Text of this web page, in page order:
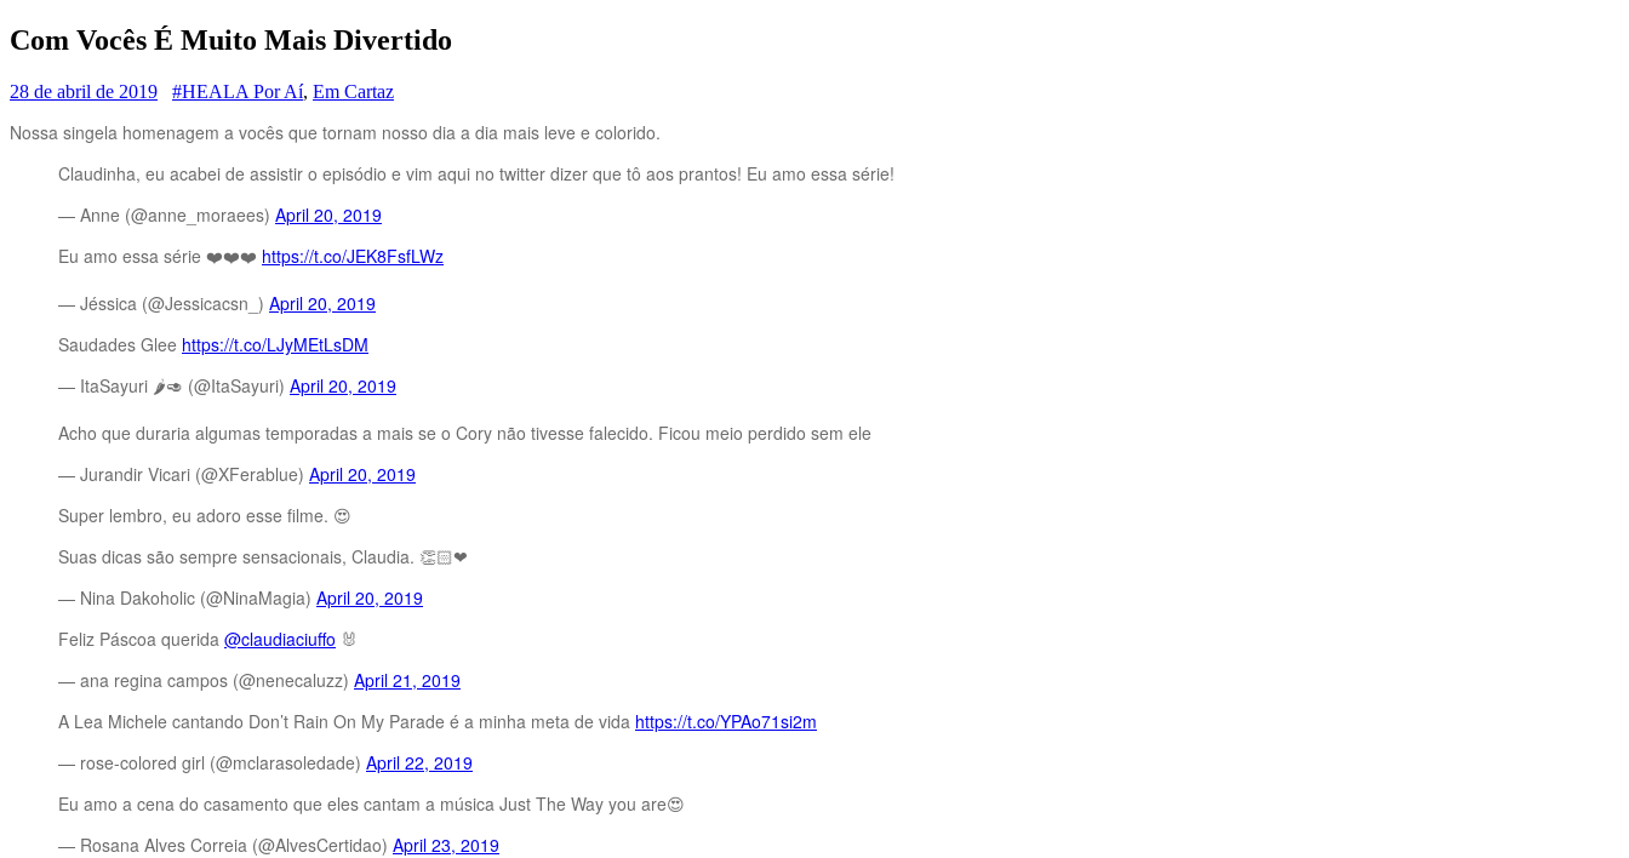
Com Vocês É Muito Mais Divertido
28 de abril de 2019 #HEALA Por Aí, Em Cartaz
Nossa singela homenagem a vocês que tornam nosso dia a dia mais leve e colorido.
Claudinha, eu acabei de assistir o episódio e vim aqui no twitter dizer que tô aos prantos! Eu amo essa série!
— Anne (@anne_moraees) April 20, 2019
Eu amo essa série ❤️❤️❤️ https://t.co/JEK8FsfLWz
— Jéssica (@Jessicacsn_) April 20, 2019
Saudades Glee https://t.co/LJyMEtLsDM
— ItaSayuri 🌶🥑 (@ItaSayuri) April 20, 2019
Acho que duraria algumas temporadas a mais se o Cory não tivesse falecido. Ficou meio perdido sem ele
— Jurandir Vicari (@XFerablue) April 20, 2019
Super lembro, eu adoro esse filme. 😍
Suas dicas são sempre sensacionais, Claudia. 👏🏻❤
— Nina Dakoholic (@NinaMagia) April 20, 2019
Feliz Páscoa querida @claudiaciuffo 🐰
— ana regina campos (@nenecaluzz) April 21, 2019
A Lea Michele cantando Don’t Rain On My Parade é a minha meta de vida https://t.co/YPAo71si2m
— rose-colored girl (@mclarasoledade) April 22, 2019
Eu amo a cena do casamento que eles cantam a música Just The Way you are😍
— Rosana Alves Correia (@AlvesCertidao) April 23, 2019